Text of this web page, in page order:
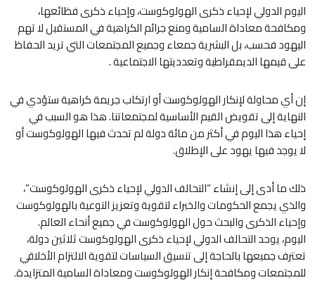
اليوم الدولي لإحياء ذكرى الهولوكوست، وإحياء ذكرى فظائعها،
ومكافحة معاداة السامية ومنع جرائم الكراهية في المستقبل لا تهم
اليهود فحسب، بل البشرية جمعاء وجميع المجتمعات التي تريد الحفاظ
على قيمها الديمقراطية وتعدديتها الاجتماعية .
إن أي محاولة لإنكار الهولوكوست أو ارتكاب جريمة كراهية ستؤدي في
النهاية إلى تقويض القيم الأساسية لمجتمعاتنا. هذا هو السبب في
إحياء هذا اليوم في أكثر من مائة دولة لم تحدث فيها الهولوكوست أو
لا يوجد فيها يهود على الإطلاق.
ذلك ما أدى إلى إنشاء “التحالف الدولي لإحياء ذكرى الهولوكوست”،
والذي يجمع الحكومات والخبراء لتقوية وتعزيز التوعية بالهولوكوست
وإحياء الذكرى والبحث حول الهولوكوست في جميع أنحاء العالم.
اليوم، يوحد التحالف الدولي لإحياء ذكرى الهولوكوست ثلاثين دولة،
تعترف جميعها بالحاجة إلى تنسيق السياسات لتقوية الالتزام الأخلاقي
للمجتمعات ومكافحة إنكار الهولوكوست ومعاداة السامية المتزايدة.